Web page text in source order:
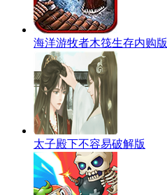
海洋游牧者木筏生存内购版
太子殿下不容易破解版